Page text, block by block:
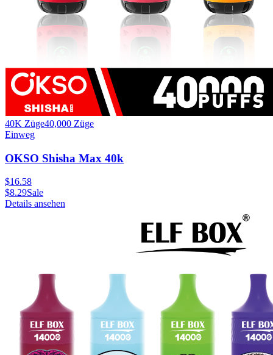
40K Züge40,000 Züge
Einweg
OKSO Shisha Max 40k
$16.58
$8.29Sale
Details ansehen